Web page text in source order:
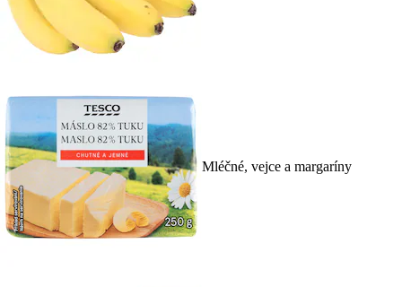
Mléčné, vejce a margaríny